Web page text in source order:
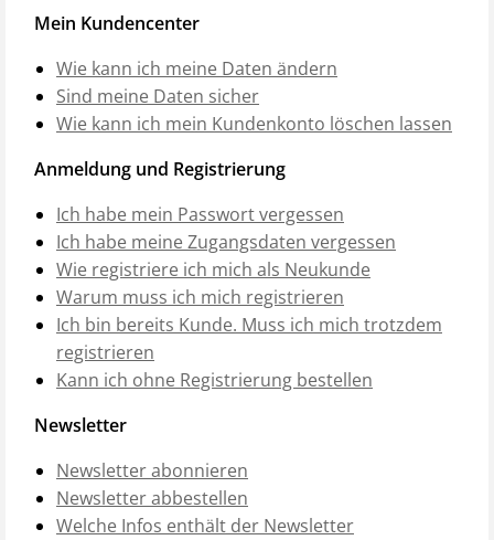
Mein Kundencenter
Wie kann ich meine Daten ändern
Sind meine Daten sicher
Wie kann ich mein Kundenkonto löschen lassen
Anmeldung und Registrierung
Ich habe mein Passwort vergessen
Ich habe meine Zugangsdaten vergessen
Wie registriere ich mich als Neukunde
Warum muss ich mich registrieren
Ich bin bereits Kunde. Muss ich mich trotzdem
registrieren
Kann ich ohne Registrierung bestellen
Newsletter
Newsletter abonnieren
Newsletter abbestellen
Welche Infos enthält der Newsletter